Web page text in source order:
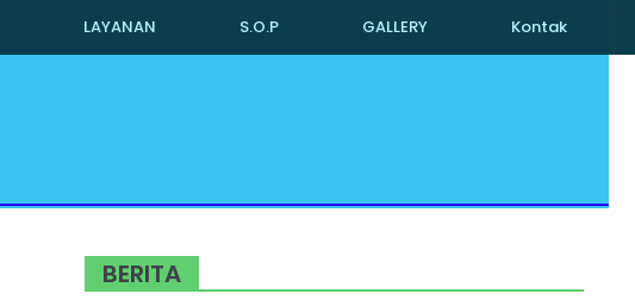
LAYANAN S.O.P GALLERY Kontak
BERITA